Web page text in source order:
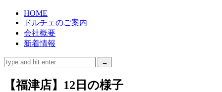
ロ
ン
ド
ル
HOME
ドルチェのご案内
会社概要
新着情報
【福津店】12日の様子